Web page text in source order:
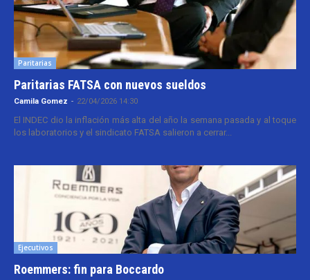
Paritarias
Paritarias FATSA con nuevos sueldos
Camila Gomez - 22/04/2026 14:30
El INDEC dio la inflación más alta del año la semana pasada y al toque
los laboratorios y el sindicato FATSA salieron a cerrar...
Ejecutivos
Roemmers: fin para Boccardo